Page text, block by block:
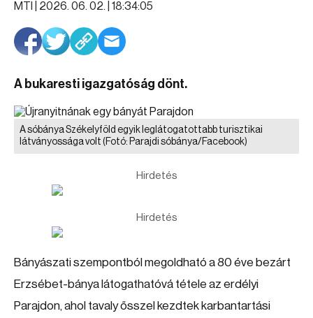
MTI | 2026. 06. 02. | 18:34:05
A bukaresti igazgatóság dönt.
A sóbánya Székelyföld egyik leglátogatottabb turisztikai
látványossága volt (Fotó: Parajdi sóbánya/Facebook)
Hirdetés
Hirdetés
Bányászati szempontból megoldható a 80 éve bezárt
Erzsébet-bánya látogathatóvá tétele az erdélyi
Parajdon, ahol tavaly ősszel kezdtek karbantartási